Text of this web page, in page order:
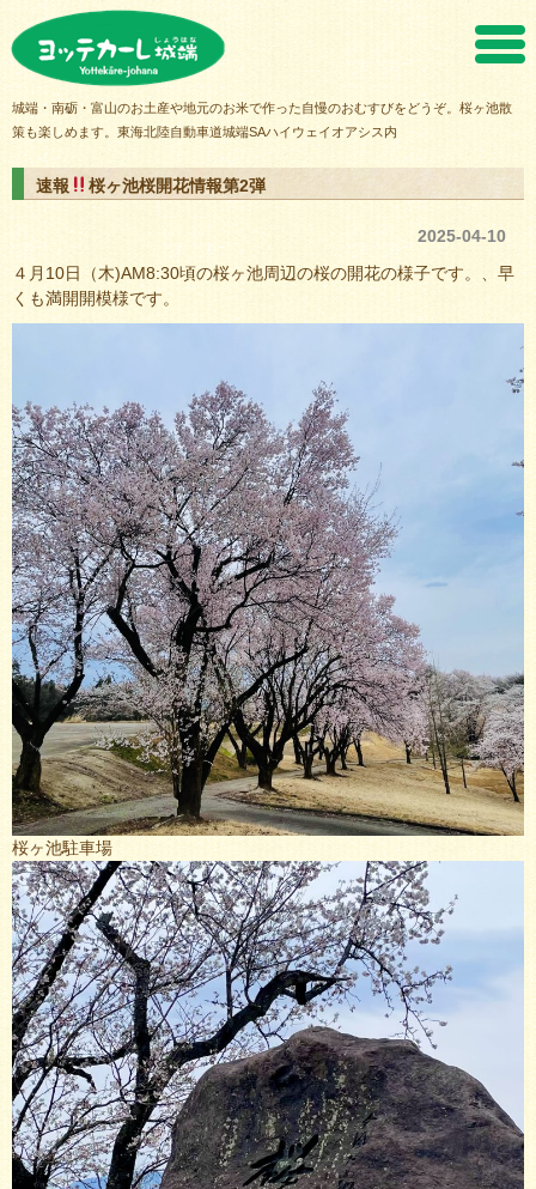
城端・南砺・富山のお土産や地元のお米で作った自慢のおむすびをどうぞ。桜ヶ池散
策も楽しめます。東海北陸自動車道城端SAハイウェイオアシス内
速報 桜ヶ池桜開花情報第2弾
2025-04-10
４月10日（木)AM8:30頃の桜ヶ池周辺の桜の開花の様子です。、早
くも満開開模様です。
桜ヶ池駐車場